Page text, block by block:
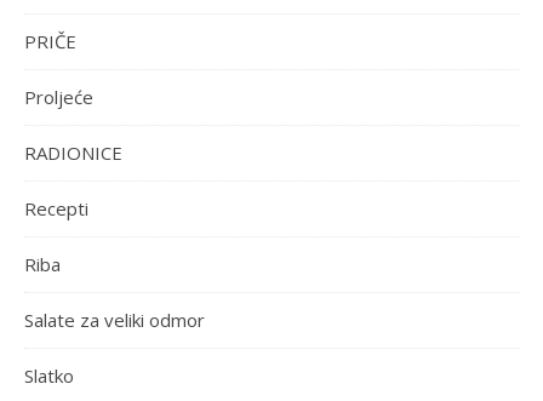
PRIČE
Proljeće
RADIONICE
Recepti
Riba
Salate za veliki odmor
Slatko